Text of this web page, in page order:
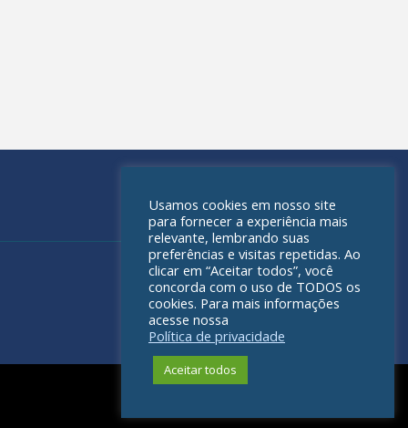
Usamos cookies em nosso site
para fornecer a experiência mais
relevante, lembrando suas
preferências e visitas repetidas. Ao
clicar em “Aceitar todos”, você
concorda com o uso de TODOS os
cookies. Para mais informações
acesse nossa
Política de privacidade
Aceitar todos